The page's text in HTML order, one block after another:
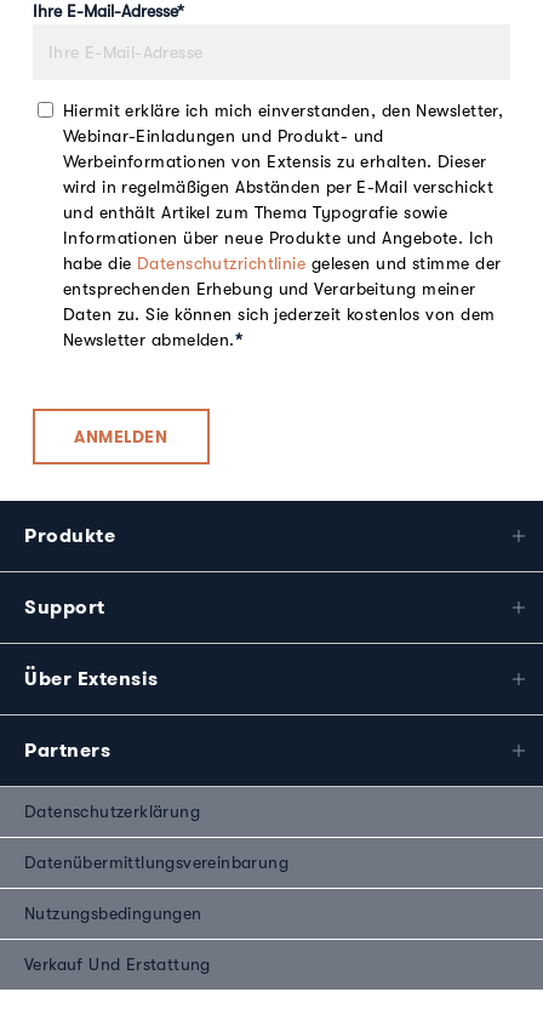
Ihre E-Mail-Adresse*
Hiermit erkläre ich mich einverstanden, den Newsletter,
Webinar-Einladungen und Produkt- und
Werbeinformationen von Extensis zu erhalten. Dieser
wird in regelmäßigen Abständen per E-Mail verschickt
und enthält Artikel zum Thema Typografie sowie
Informationen über neue Produkte und Angebote. Ich
habe die Datenschutzrichtlinie gelesen und stimme der
entsprechenden Erhebung und Verarbeitung meiner
Daten zu. Sie können sich jederzeit kostenlos von dem
Newsletter abmelden.*
Produkte
Support
Über Extensis
Partners
Datenschutzerklärung
Datenübermittlungsvereinbarung
Nutzungsbedingungen
Verkauf Und Erstattung